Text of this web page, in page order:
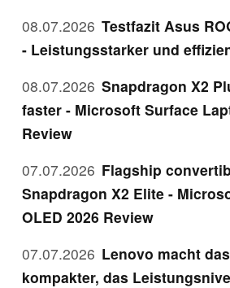
08.07.2026 Testfazit Asus
- Leistungsstarker und
08.07.2026 Snapdragon X2
faster - Microsoft Surface
Review
07.07.2026 Flagship
Snapdragon X2 Elite -
OLED 2026 Review
07.07.2026 Lenovo macht
kompakter, das